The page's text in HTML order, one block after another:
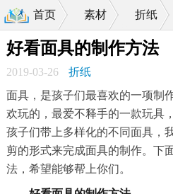
首页
素材
折纸
好看面具的制作方法
2019-03-26
折纸
面具，是孩子们最喜欢的一项制
欢玩的，最爱不释手的一款玩具
孩子们带上多样化的不同面具，
剪的形式来完成面具的制作。下
法，希望能够帮上你们。